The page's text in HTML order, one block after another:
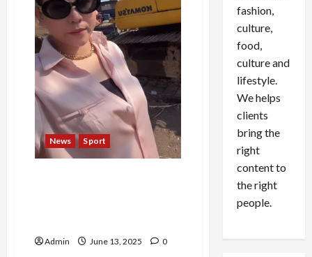
News Sport
Admin June 13, 2025 0
fashion,
culture,
food,
culture and
lifestyle.
We helps
clients
bring the
right
content to
the right
people.